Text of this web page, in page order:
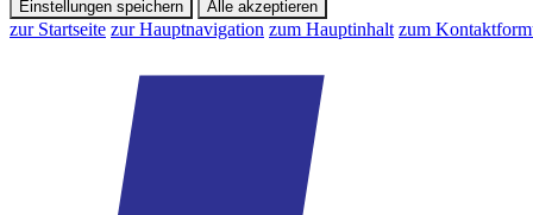
Einstellungen speichern Alle akzeptieren
zur Startseite zur Hauptnavigation zum Hauptinhalt zum